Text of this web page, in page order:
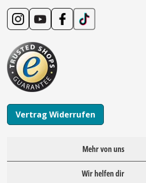
Vertrag Widerrufen
Mehr von uns
Wir helfen dir